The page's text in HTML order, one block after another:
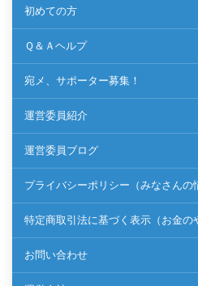
初めての方
Ｑ＆Ａヘルプ
宛メ、サポーター募集！
運営委員紹介
運営委員ブログ
プライバシーポリシー（みなさんの
特定商取引法に基づく表示（お金の
お問い合わせ